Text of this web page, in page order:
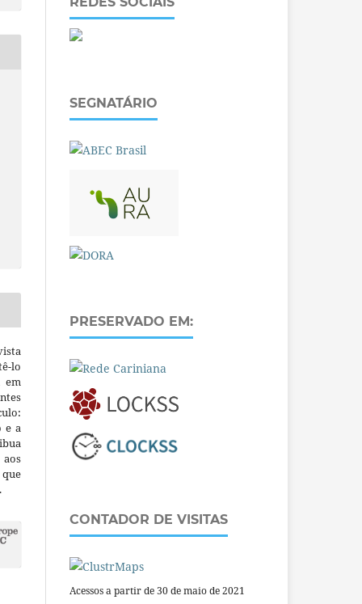
lo
em
e a
SEGNATÁRIO
PRESERVADO EM:
CONTADOR DE VISITAS
Acessos a partir de 30 de maio de 2021